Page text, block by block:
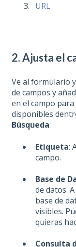
URL
2. Ajusta el
Ve al formulario
de campos y
en el campo
disponibles
Búsqueda:
Etiqueta:
campo.
Base de
de datos.
base de
visibles.
quieras
Consulta